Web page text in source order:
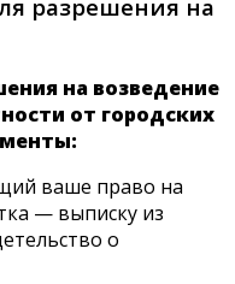
разрешения на
на возведение
от городских
ваше право на
— выписку из
о